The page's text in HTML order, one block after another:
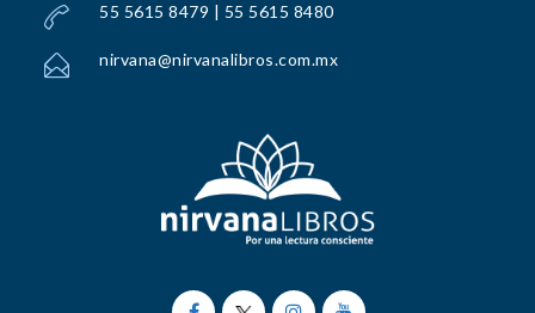
55 5615 8479 | 55 5615 8480
nirvana@nirvanalibros.com.mx